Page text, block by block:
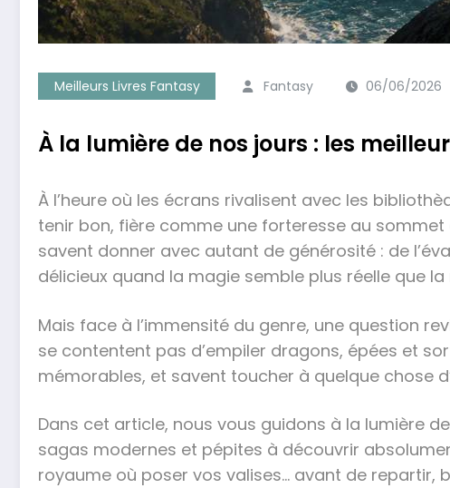
Meilleurs Livres Fantasy Fantasy 06/06/2026
À la lumière de nos jours : les
À l’heure où les écrans rivalisent avec les
tenir bon, fière comme une forteresse au sommet
savent donner avec autant de générosité : de
délicieux quand la magie semble plus réelle que la
Mais face à l’immensité du genre, une question
se contentent pas d’empiler dragons, épées et
mémorables, et savent toucher à quelque chose
Dans cet article, nous vous guidons à la lumière
sagas modernes et pépites à découvrir
royaume où poser vos valises… avant de repartir,